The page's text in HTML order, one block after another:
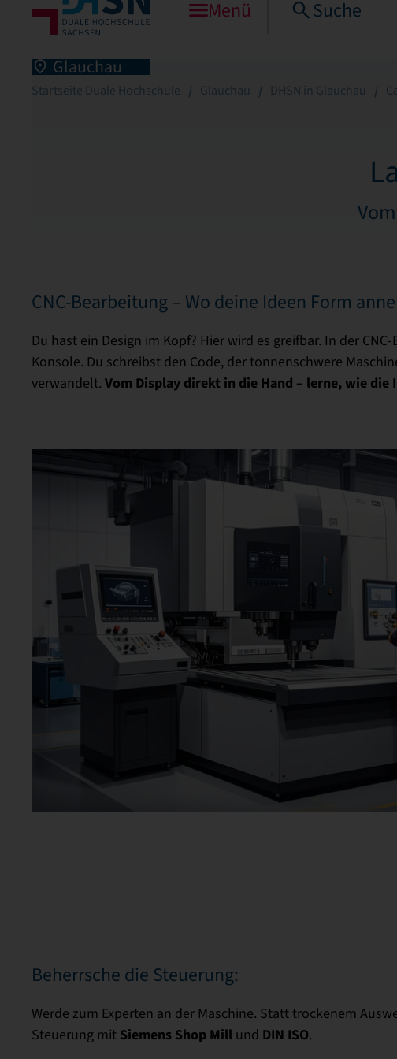
Menü Suche
Glauchau
Startseite Duale Hochschule Glauchau DHSN in Glauchau
CNC-Bearbeitung – Wo deine Ideen Form
Du hast ein Design im Kopf? Hier wird es greifbar. In der
Konsole. Du schreibst den Code, der tonnenschwere
verwandelt. Vom Display direkt in die Hand – lerne, wie
Beherrsche die Steuerung:
Werde zum Experten an der Maschine. Statt trockenem
Steuerung mit Siemens Shop Mill und DIN ISO.